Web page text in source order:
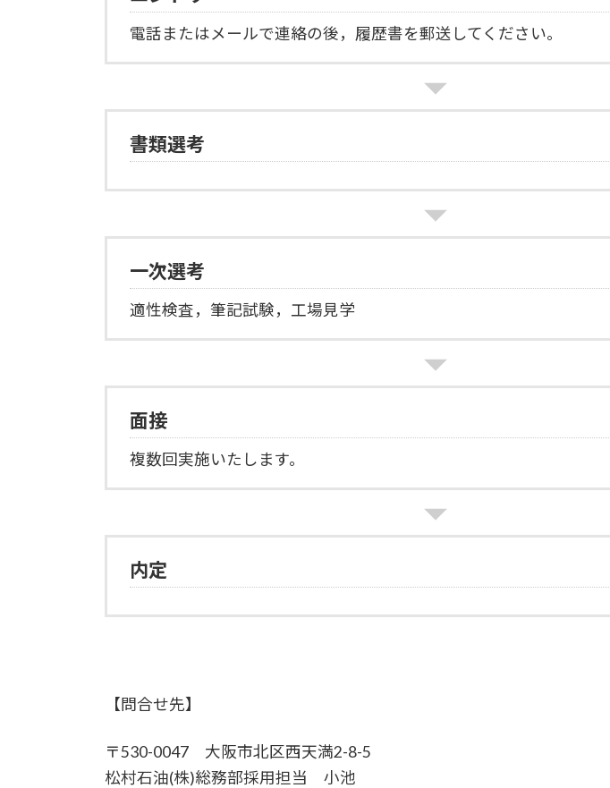
電話またはメールで連絡の後，履歴書を郵送してください。
書類選考
一次選考
適性検査，筆記試験，工場見学
面接
複数回実施いたします。
内定
【問合せ先】
〒530-0047 大阪市北区西天満2-8-5
松村石油(株)総務部採用担当 小池